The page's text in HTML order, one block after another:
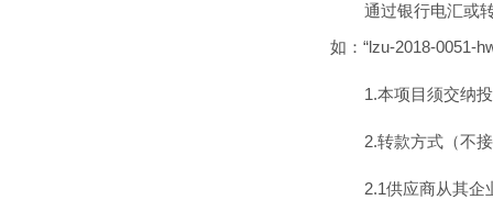
通过银行电汇或
如：“lzu-2018-0051-
1.本项目须交纳
2.转款方式（不
2.1供应商从其企